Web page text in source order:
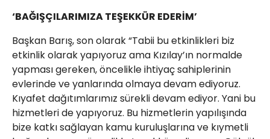
‘BAĞIŞÇILARIMIZA TEŞEKKÜR EDERİM’
Başkan Barış, son olarak “Tabii bu etkinlikleri biz
etkinlik olarak yapıyoruz ama Kızılay’ın normalde
yapması gereken, öncelikle ihtiyaç sahiplerinin
evlerinde ve yanlarında olmaya devam ediyoruz.
Kıyafet dağıtımlarımız sürekli devam ediyor. Yani bu
hizmetleri de yapıyoruz. Bu hizmetlerin yapılışında
bize katkı sağlayan kamu kuruluşlarına ve kıymetli